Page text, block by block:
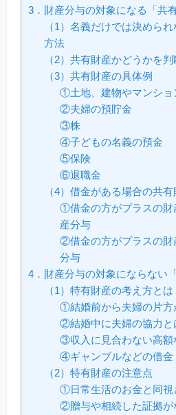
3．財産分与の対象になる「共
（1）名義だけでは決めら
方法
（2）共有財産かどうかを
（3）共有財産の具体例
①土地、建物やマンショ
②夫婦の預貯金
③株
④子どもの名義の預金
⑤保険
⑥退職金
（4）借金がある場合の共
①借金の方がプラスの財
産分与
②借金の方がプラスの財
分与
4．財産分与の対象にならない
（1）特有財産の考え方とは
①結婚前から夫婦の片方
②結婚中に夫婦の協力と
③収入に見合わない高額
④ギャンブルなどの借金
（2）特有財産の注意点
①日常生活のお金と同視
②贈与や相続した証拠が